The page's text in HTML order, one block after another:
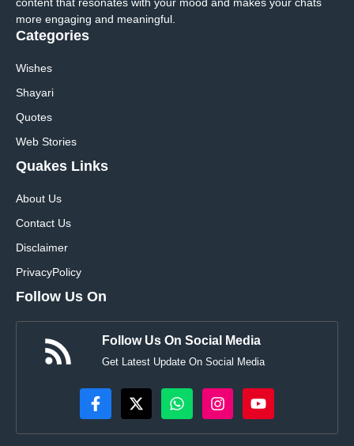
more engaging and meaningful.
Categories
Wishes
Shayari
Quotes
Web Stories
Quakes Links
About Us
Contact Us
Disclaimer
PrivacyPolicy
Follow Us On
Follow Us On Social Media
Get Latest Update On Social Media